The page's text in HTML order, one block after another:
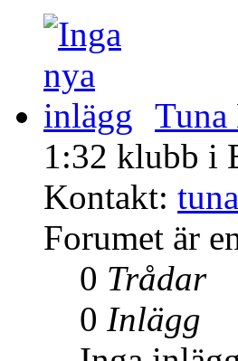
1:32 klubb i
Kontakt:
Forumet är
0 Trådar
0 Inlägg